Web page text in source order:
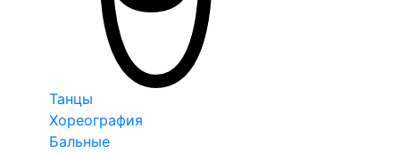
Танцы
Хореография
Бальные